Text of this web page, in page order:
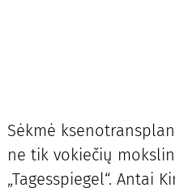
Sėkmė
ne tik vokiečių
„Tagesspiegel“. Antai